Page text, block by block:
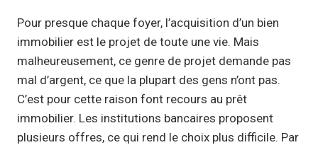
Pour presque chaque foyer, l’acquisition d’un bien
immobilier est le projet de toute une vie. Mais
malheureusement, ce genre de projet demande pas
mal d’argent, ce que la plupart des gens n’ont pas.
C’est pour cette raison font recours au prêt
immobilier. Les institutions bancaires proposent
plusieurs offres, ce qui rend le choix plus difficile. Par